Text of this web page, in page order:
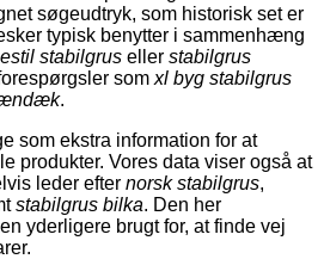
søgeudtryk, som historisk set er
typisk benytter i sammenhæng
stabilgrus eller stabilgrus
som xl byg stabilgrus
.
som ekstra information for at
produkter. Vores data viser også at
leder efter norsk stabilgrus,
stabilgrus bilka. Den her
yderligere brugt for, at finde vej